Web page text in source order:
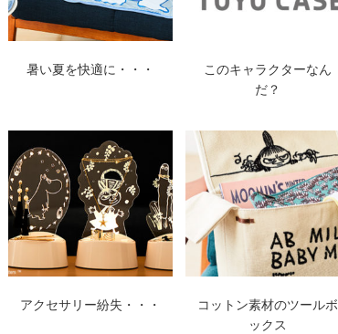
暑い夏を快適に・・・
このキャラクターなん
だ？
アクセサリー紛失・・・
コットン素材のツールボ
ックス